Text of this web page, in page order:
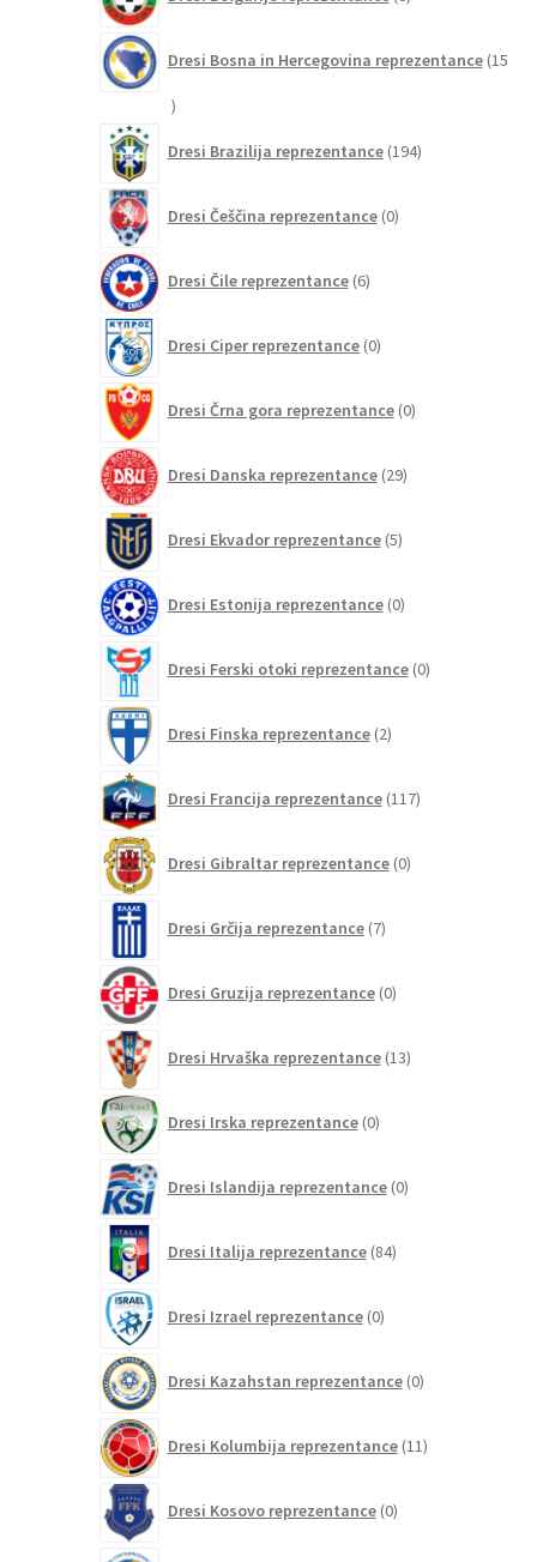
izdelkov
Dresi Bosna in Hercegovina reprezentance 15
15
Dresi Brazilija reprezentance 194izdelkov
Dresi Češčina reprezentance 0izdelkov
Dresi Čile reprezentance 6izdelkov
Dresi Ciper reprezentance 0izdelkov
Dresi Črna gora reprezentance 0izdelkov
Dresi Danska reprezentance 29izdelkov
Dresi Ekvador reprezentance 5izdelkov
Dresi Estonija reprezentance 0izdelkov
Dresi Ferski otoki reprezentance 0izdelkov
Dresi Finska reprezentance 2izdelka
Dresi Francija reprezentance 117izdelkov
Dresi Gibraltar reprezentance 0izdelkov
Dresi Grčija reprezentance 7izdelkov
Dresi Gruzija reprezentance 0izdelkov
Dresi Hrvaška reprezentance 13izdelkov
Dresi Irska reprezentance 0izdelkov
Dresi Islandija reprezentance 0izdelkov
Dresi Italija reprezentance 84izdelkov
Dresi Izrael reprezentance 0izdelkov
Dresi Kazahstan reprezentance 0izdelkov
Dresi Kolumbija reprezentance 11izdelkov
Dresi Kosovo reprezentance 0izdelkov